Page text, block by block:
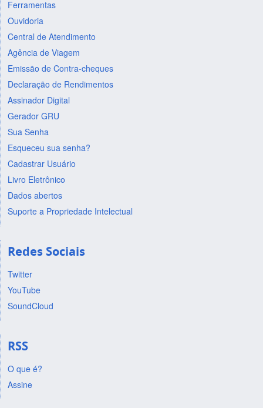
Ferramentas
Ouvidoria
Central de Atendimento
Agência de Viagem
Emissão de Contra-cheques
Declaração de Rendimentos
Assinador Digital
Gerador GRU
Sua Senha
Esqueceu sua senha?
Cadastrar Usuário
Livro Eletrônico
Dados abertos
Suporte a Propriedade Intelectual
Redes Sociais
Twitter
YouTube
SoundCloud
RSS
O que é?
Assine